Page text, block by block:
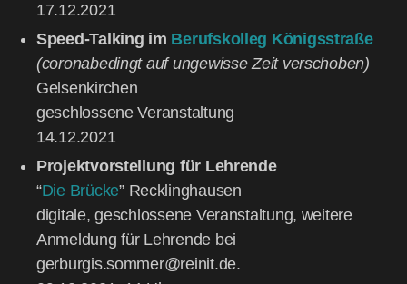
17.12.2021
Speed-Tal­king im Berufs­kol­leg Königs­stra­ße
(coro­nabe­dingt auf unge­wis­se Zeit ver­scho­ben)
Gel­sen­kir­chen
geschlos­se­ne Ver­an­stal­tung
14.12.2021
Pro­jekt­vor­stel­lung für Leh­ren­de
“Die Brü­cke” Reck­ling­hau­sen
digi­ta­le, geschlos­se­ne Ver­an­stal­tung, wei­te­re
Anmel­dung für Leh­ren­de bei
gerburgis.sommer@reinit.de.